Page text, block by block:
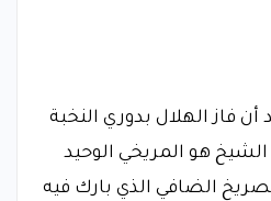
فاز الهلال بدوري النخبة
الشيخ هو المريخي الوحيد
الضافي الذي بارك فيه